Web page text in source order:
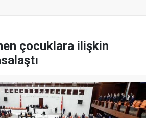
çocuklara ilişkin